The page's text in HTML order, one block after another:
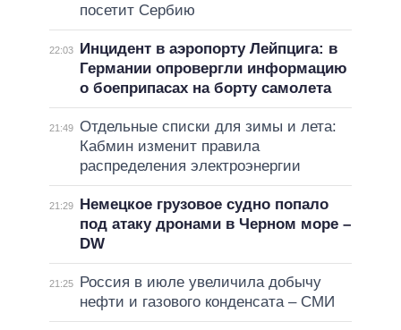
посетит Сербию
22:03
Инцидент в аэропорту Лейпцига: в
Германии опровергли информацию
о боеприпасах на борту самолета
21:49 Отдельные списки для зимы и лета:
Кабмин изменит правила
распределения электроэнергии
21:29
Немецкое грузовое судно попало
под атаку дронами в Черном море –
DW
21:25
Россия в июле увеличила добычу
нефти и газового конденсата – СМИ